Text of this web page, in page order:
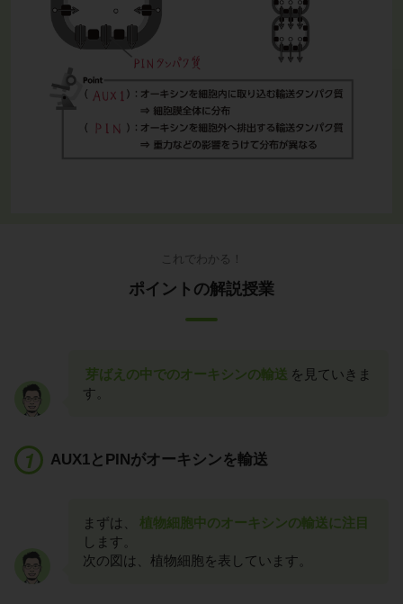
これでわかる！
ポイントの解説授業
芽ばえの中でのオーキシンの輸送 を見ていきま
す。
AUX1とPINがオーキシンを輸送
まずは、
植物細胞中のオーキシンの輸送に注目
します。
次の図は、植物細胞を表しています。